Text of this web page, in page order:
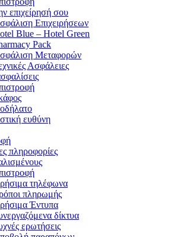
επιχείρησή σου
Επιχειρήσεων
Blue – Hotel Green
Pack
Μεταφορών
Ασφάλειες
ευθύνη
πληροφορίες
τηλέφωνα
πληρωμής
Έντυπα
δίκτυα
ερωτήσεις